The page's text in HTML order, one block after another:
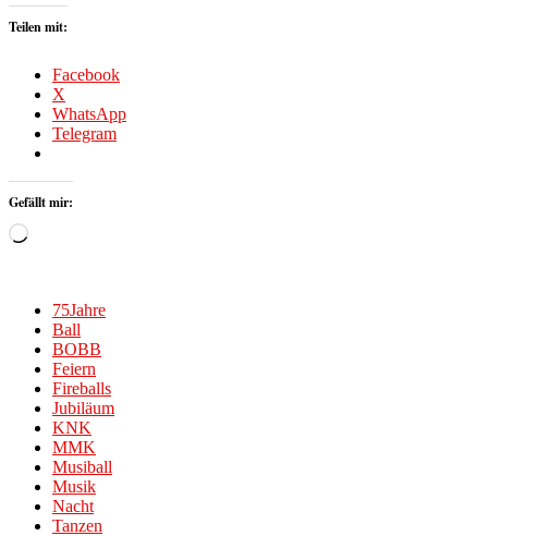
Teilen mit:
Facebook
X
WhatsApp
Telegram
Gefällt mir:
Wird
75Jahre
Ball
BOBB
Feiern
Fireballs
Jubiläum
KNK
MMK
Musiball
Musik
Nacht
Tanzen